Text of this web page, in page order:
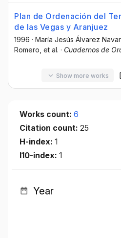
Plan de Ordenación del
de las Vegas y Aranjuez
1996 · María Jesús Álvarez
Romero , et al. · Cuadernos de
Show more works
Works count: 6
Citation count: 25
H-index: 1
I10-index: 1
Year